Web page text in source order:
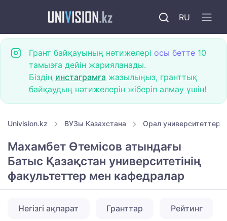
RU
Грант байқауының нәтижелері осы бетте 10
тамызға дейін жарияланады.
Біздің инстаграмға жазылыңыз, гранттық
байқаудың нәтижелерін жіберіп алмау үшін!
Univision.kz ВУЗы Казахстана Орал университеттері
Махамбет Өтемісов атындағы
Батыс Қазақстан университетінің
факультеттер мен кафедралар
Негізгі ақпарат Гранттар Рейтинг